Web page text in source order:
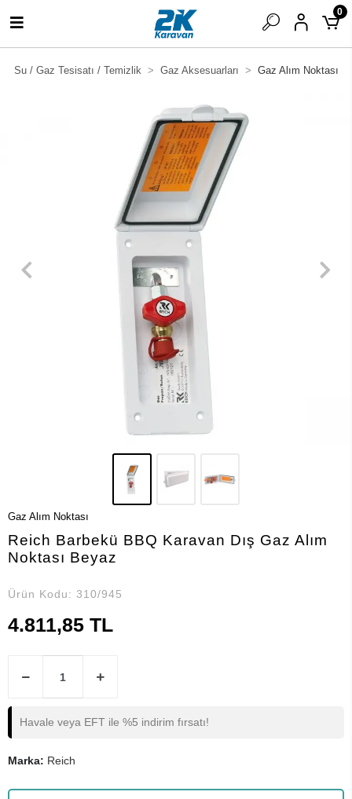
0
Su / Gaz Tesisatı / Temizlik Gaz Aksesuarları Gaz Alım Noktası
Gaz Alım Noktası
Reich Barbekü BBQ Karavan Dış Gaz Alım
Noktası Beyaz
Ürün Kodu: 310/945
4.811,85 TL
Havale veya EFT ile %5 indirim fırsatı!
Marka: Reich